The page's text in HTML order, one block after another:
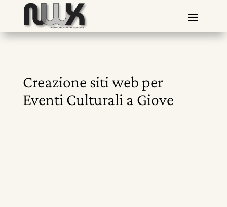
Creazione siti web per
Eventi Culturali a Giove